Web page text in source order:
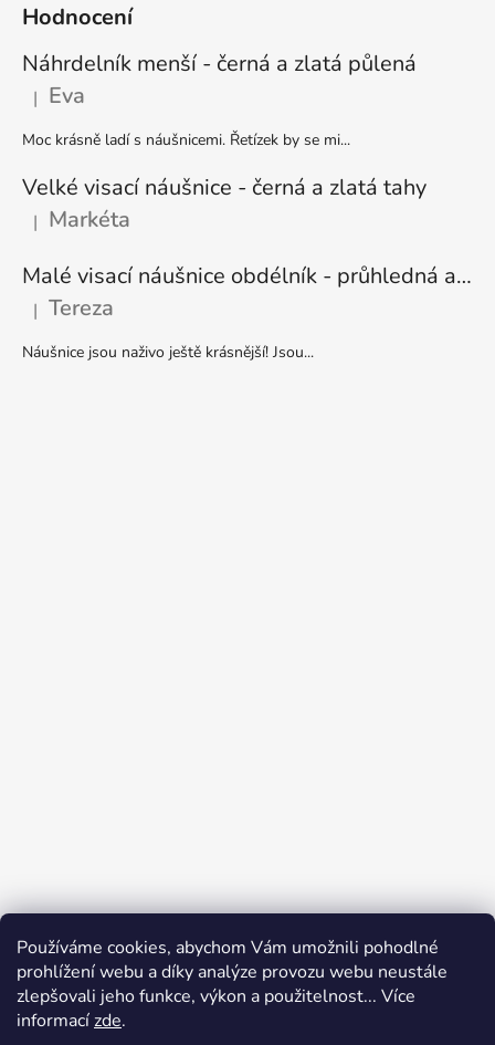
Používáme cookies, abychom Vám umožnili pohodlné
prohlížení webu a díky analýze provozu webu neustále
zlepšovali jeho funkce, výkon a použitelnost... Více
informacízde.
Hodnocení
Náhrdelník menší - černá a zlatá půlená
Hodnocení produktu je 5 z 5 hvězdiček.
| Eva
Moc krásně ladí s náušnicemi. Řetízek by se mi...
Velké visací náušnice - černá a zlatá tahy
Hodnocení produktu je 5 z 5 hvězdiček.
| Markéta
Malé visací náušnice obdélník - průhledná a stříbrná
Hodnocení produktu je 5 z 5 hvězdiček.
| Tereza
Náušnice jsou naživo ještě krásnější! Jsou...